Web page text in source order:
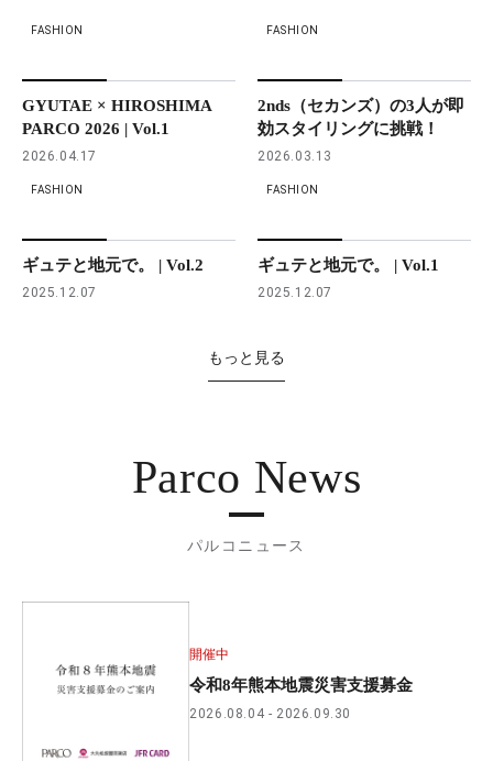
FASHION
GYUTAE × HIROSHIMA
PARCO 2026 | Vol.1
2026.04.17
FASHION
2nds（セカンズ）の3人が即
効スタイリングに挑戦！
2026.03.13
FASHION
ギュテと地元で。 | Vol.2
2025.12.07
FASHION
ギュテと地元で。 | Vol.1
2025.12.07
もっと見る
Parco News
パルコニュース
開催中
令和8年熊本地震災害支援募金
2026.08.04 2026.09.30